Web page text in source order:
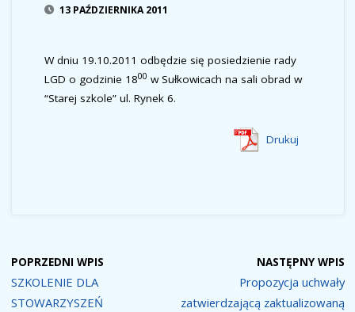
13 PAŹDZIERNIKA 2011
W dniu 19.10.2011 odbędzie się posiedzienie rady
LGD o godzinie 1800 w Sułkowicach na sali obrad w
“Starej szkole” ul. Rynek 6.
Drukuj
POPRZEDNI WPIS
SZKOLENIE DLA
STOWARZYSZEŃ
NASTĘPNY WPIS
Propozycja uchwały
zatwierdzającą zaktualizowaną